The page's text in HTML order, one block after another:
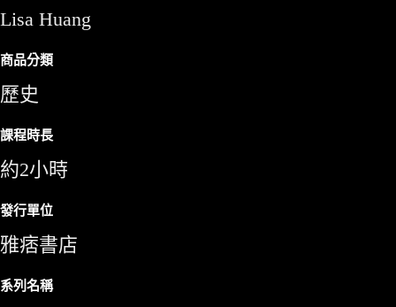
Lisa Huang
商品分類
歷史
課程時長
約2小時
發行單位
雅痞書店
系列名稱